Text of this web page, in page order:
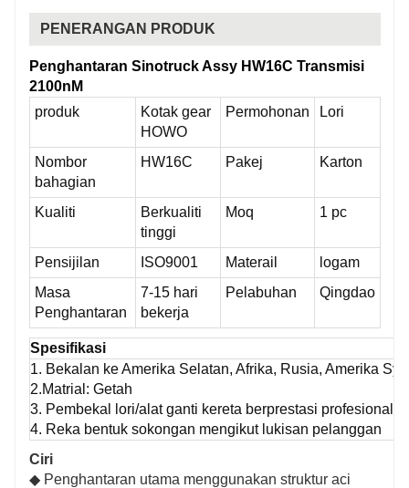
PENERANGAN PRODUK
Penghantaran Sinotruck Assy HW16C Transmisi
2100nM
produk
Kotak gear
HOWO
Permohonan Lori
Nombor
bahagian
HW16C Pakej Karton
Kualiti
Berkualiti
tinggi
Moq 1 pc
Pensijilan ISO9001 Materail
logam
Masa
Penghantaran
7-15 hari
bekerja
Pelabuhan Qingdao
Spesifikasi
1. Bekalan ke Amerika Selatan, Afrika, Rusia, Amerika
2.Matrial: Getah
3. Pembekal lori/alat ganti kereta berprestasi profesional
4. Reka bentuk sokongan mengikut lukisan pelanggan
Ciri
◆ Penghantaran utama menggunakan struktur aci